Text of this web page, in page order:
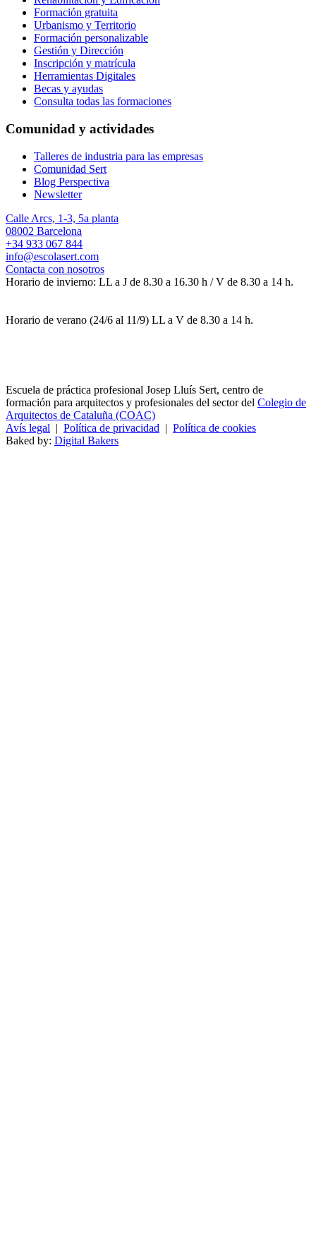
Formación gratuita
Urbanismo y Territorio
Formación personalizable
Gestión y Dirección
Inscripción y matrícula
Herramientas Digitales
Becas y ayudas
Consulta todas las formaciones
Comunidad y actividades
Talleres de industria para las empresas
Comunidad Sert
Blog Perspectiva
Newsletter
Calle Arcs, 1-3, 5a planta
08002 Barcelona
+34 933 067 844
info@escolasert.com
Contacta con nosotros
Horario de invierno: LL a J de 8.30 a 16.30 h / V de 8.30 a 14 h.
Horario de verano (24/6 al 11/9) LL a V de 8.30 a 14 h.
Escuela de práctica profesional Josep Lluís Sert, centro de
formación para arquitectos y profesionales del sector del Colegio de
Arquitectos de Cataluña (COAC)
Avís legal | Política de privacidad | Política de cookies
Baked by: Digital Bakers